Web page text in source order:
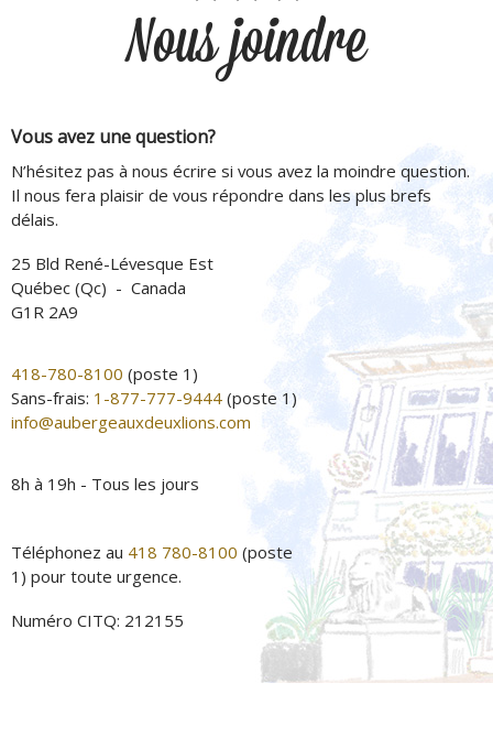
Nous joindre
Vous avez une question?
N’hésitez pas à nous écrire si vous avez la moindre question.
Il nous fera plaisir de vous répondre dans les plus brefs
délais.
25 Bld René-Lévesque Est
Québec (Qc) - Canada
G1R 2A9
418-780-8100 (poste 1)
Sans-frais: 1-877-777-9444 (poste 1)
info@aubergeauxdeuxlions.com
8h à 19h - Tous les jours
Téléphonez au 418 780-8100 (poste
1) pour toute urgence.
Numéro CITQ: 212155